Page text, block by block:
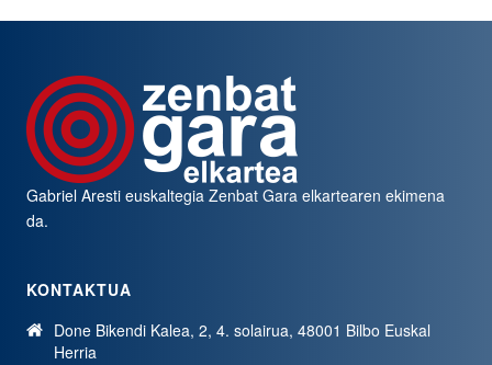
Gabriel Aresti euskaltegiaZenbat Gara elkartearen ekimena
da.
KONTAKTUA
Done Bikendi Kalea, 2, 4. solairua, 48001 Bilbo Euskal
Herria